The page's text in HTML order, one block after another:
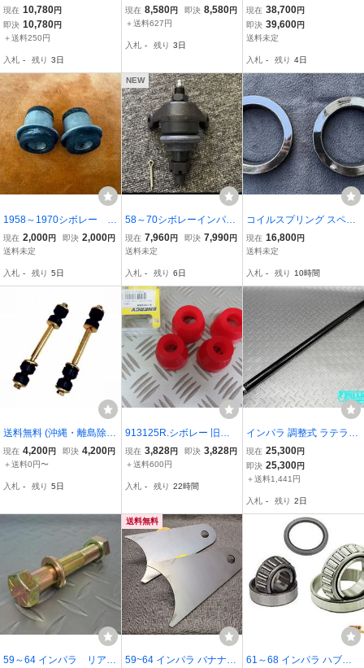
アッパーコントロールア
ームシャフト固定ボルト
ナットセット
現在 10,780円
即決 10,780円
＋送料250円
入札 - 残り 3日
ワーアームリア側/リアア
ッパー前後ブッシュ２個
ノ シボレー
現在 8,580円 即決 8,580円
＋送料627円
入札 - 残り 3日
年式シボレーインパラク
ロームリアロアーコント
ロールアームボルトフロ
ムボルト。2本セット
現在 38,700円
即決 39,600円
送料未定
入札 - 残り 4日
1958～1970シボレー イ
ンパラ フロント アッ
パーアームブッシュ処分
トロールアームブッシュ5
現在 2,000円 即決 2,000円
送料未定
入札 - 残り 5日
NEW
58～70シボレーインパラ
ロアーボールジョイント
新品。63～82コルベット
ベルエアビスケインエル
カミーノ
現在 7,960円 即決 7,990円
送料未定
入札 - 残り 6日
コイルスプリング スペー
サー インパラ キャデラッ
ク K1500 C1500 K10 C1
ー リフトアップ ハイトア
ップ 車高アップ
現在 16,800円
送料未定
入札 - 残り 10時間
送料無料 (沖縄・離島除
く) スタビエンドリンク
デルコ製 (0013 黒) アス
WD カマロ カプリス
現在 4,200円 即決 4,200円
＋送料0円〜
入札 - 残り 5日
913125R.シボレー 旧
車！1964-1974 ボールジ
ョイントブーツ set NEW
ロ エルカミーノ chevyII e
現在 3,828円 即決 3,828円
＋送料600円
入札 - 残り 22時間
インパラ 調整式 ラテラル
ロッド ★59.60.61.62.63.
64シボレー トラックバ
ー ベルエア ビスケイ
現在 25,300円
即決 25,300円
＋送料1,441円
入札 - 残り 2日
59～64 インパラ リアア
送料無料
59~64 インパラ バナナバ
61～68 インパラ ハブベ